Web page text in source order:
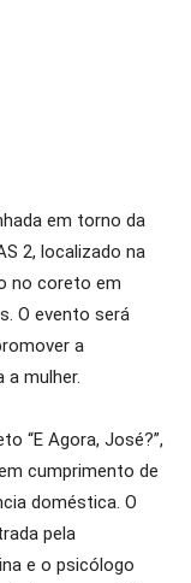
em torno da
2, localizado na
no coreto em
O evento será
a
mulher.
“E Agora, José?”,
cumprimento de
doméstica. O
pela
e o psicólogo